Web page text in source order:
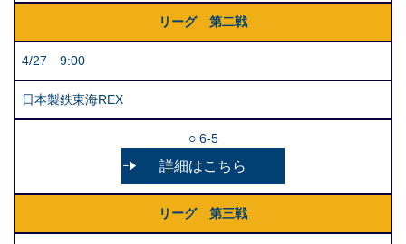
リーグ 第二戦
4/27 9:00
日本製鉄東海REX
○ 6-5
詳細はこちら
リーグ 第三戦